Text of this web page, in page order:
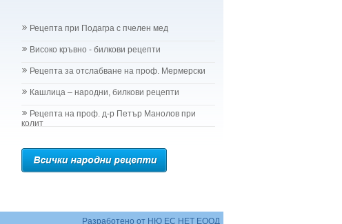
Рецепта при Подагра с пчелен мед
Високо кръвно - билкови рецепти
Рецепта за отслабване на проф. Мермерски
Кашлица – народни, билкови рецепти
Рецепта на проф. д-р Петър Манолов при
колит
Разработено от НЮ ЕС НЕТ ЕООД